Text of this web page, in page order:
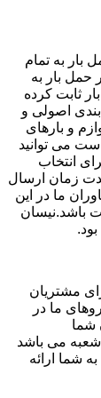
بار به تمام
حمل بار به
ثابت کرده
بندی اصولی و
و بارهای
می توانید
انتخاب
زمان ارسال
ما در این
باشد.نیسان
مشتریان
ما در
شما
شعبه می باشد
شما ارائه